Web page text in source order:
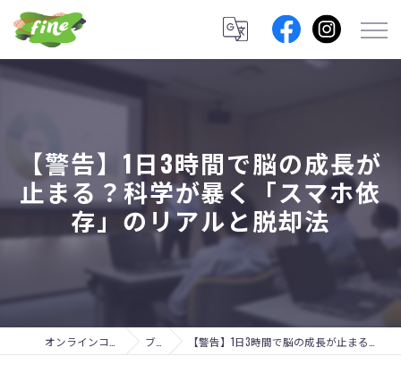
【警告】1日3時間で脳の成長が
止まる？科学が暴く「スマホ依
存」のリアルと脱却法
ブログ 【警告】1日3時間で脳の成長が止まる？科学が暴く「スマホ依存」のリアルと脱却法